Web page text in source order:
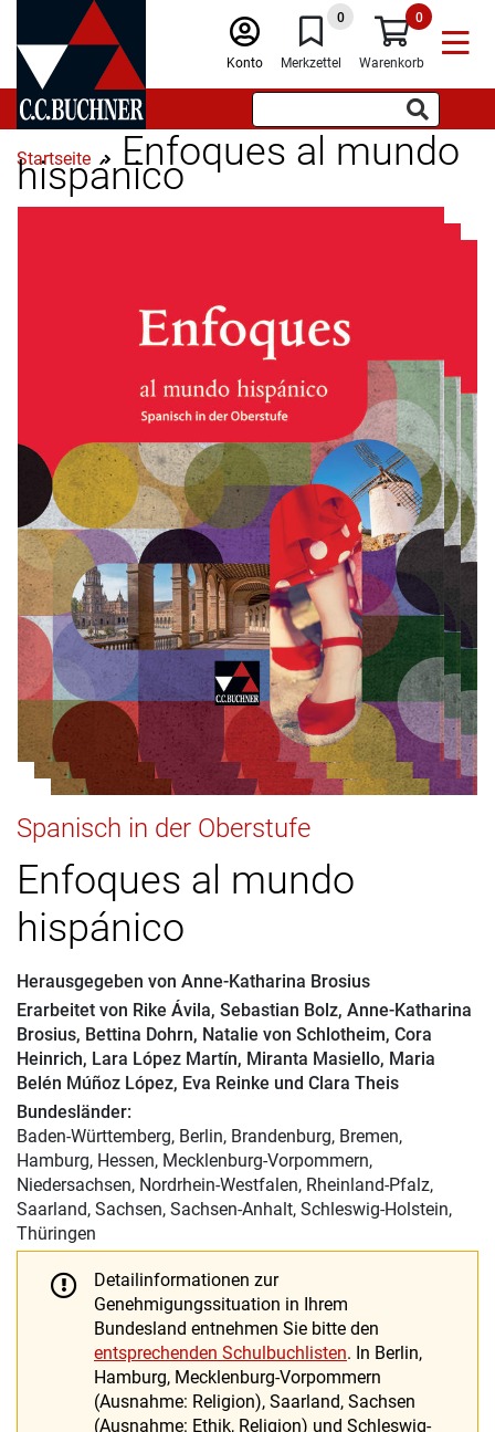
Konto
0
Merkzettel
0
Warenkorb
Startseite Enfoques al mundo
hispánico
Spanisch in der Oberstufe
Enfoques al mundo
hispánico
Herausgegeben von Anne-Katharina Brosius
Erarbeitet von Rike Ávila, Sebastian Bolz, Anne-Katharina
Brosius, Bettina Dohrn, Natalie von Schlotheim, Cora
Heinrich, Lara López Martín, Miranta Masiello, Maria
Belén Múñoz López, Eva Reinke und Clara Theis
Bundesländer:
Baden-Württemberg, Berlin, Brandenburg, Bremen,
Hamburg, Hessen, Mecklenburg-Vorpommern,
Niedersachsen, Nordrhein-Westfalen, Rheinland-Pfalz,
Saarland, Sachsen, Sachsen-Anhalt, Schleswig-Holstein,
Thüringen
Detailinformationen zur
Genehmigungssituation in Ihrem
Bundesland entnehmen Sie bitte den
entsprechenden Schulbuchlisten. In Berlin,
Hamburg, Mecklenburg-Vorpommern
(Ausnahme: Religion), Saarland, Sachsen
(Ausnahme: Ethik, Religion) und Schleswig-